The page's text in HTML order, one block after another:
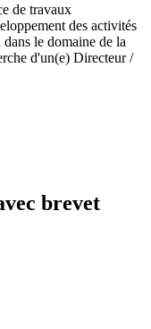
de travaux
des activités
le domaine de la
d'un(e) Directeur /
brevet